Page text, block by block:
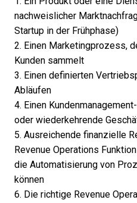
nachweislicher
Startup in der Frühphase)
2. Einen Marketingprozess,
Kunden sammelt
3. Einen definierten
Abläufen
4. Einen
oder wiederkehrende
5. Ausreichende finanzielle
Revenue Operations
die Automatisierung von
können
6. Die richtige Revenue